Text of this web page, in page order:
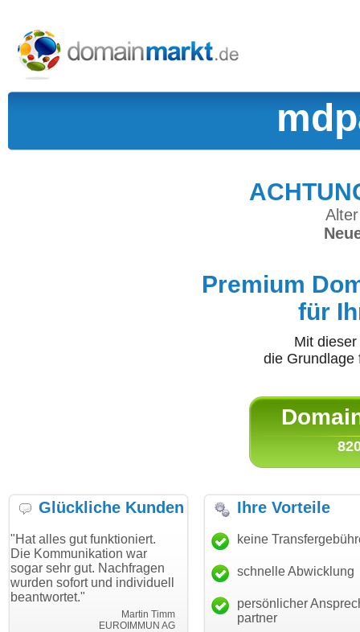
Premium
für
Mit
die
Glückliche Kunden
gut funktioniert.
war
gut. Nachfragen
und individuell
EUROIMMUN AG
"Danke für den schnellen
Transfer und guten Service!"
Thomas Schäfer
i can eckert communication GmbH
"Ich
haben.
mein
Ihre Vorteile
keine
schnelle Abwicklung
persönlicher
partner